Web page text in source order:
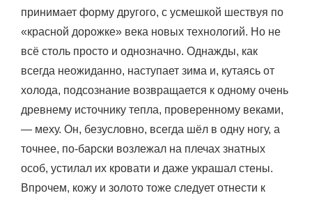
принимает форму другого, с усмешкой шествуя по
«красной дорожке» века новых технологий. Но не
всё столь просто и однозначно. Однажды, как
всегда неожиданно, наступает зима и, кутаясь от
холода, подсознание возвращается к одному очень
древнему источнику тепла, проверенному веками,
— меху. Он, безусловно, всегда шёл в одну ногу, а
точнее, по-барски возлежал на плечах знатных
особ, устилал их кровати и даже украшал стены.
Впрочем, кожу и золото тоже следует отнести к